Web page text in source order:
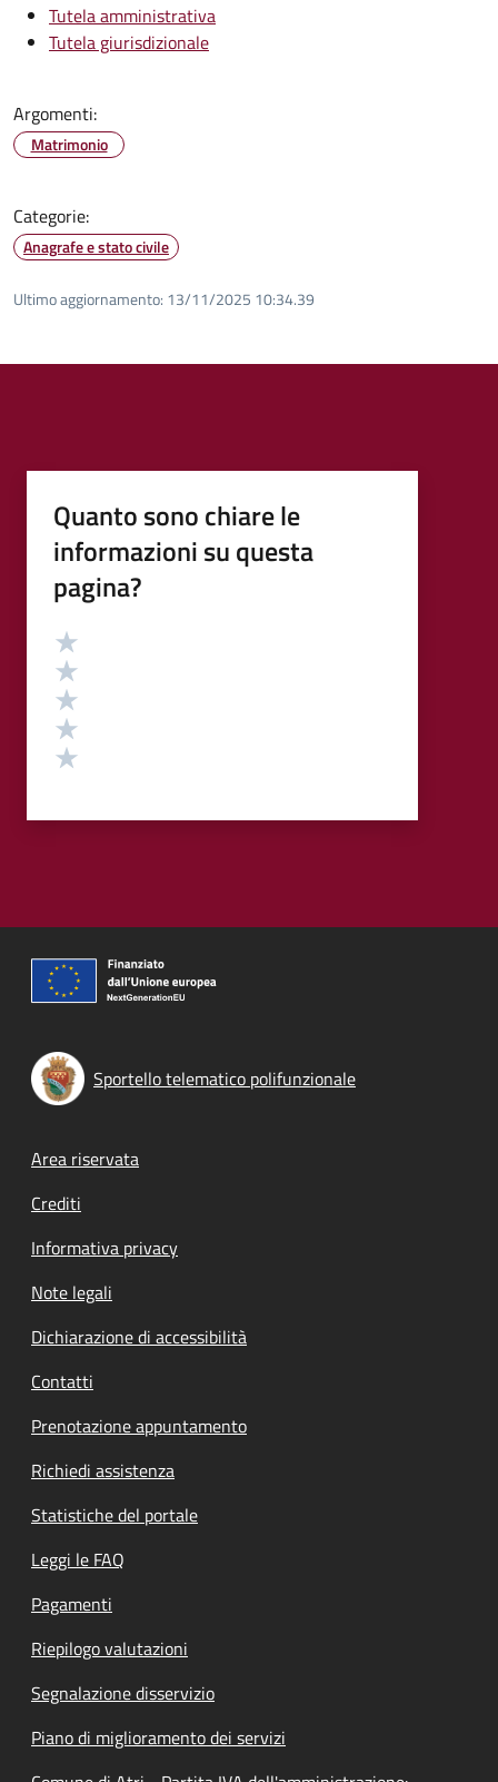
Tutela amministrativa
Tutela giurisdizionale
Argomenti:
Matrimonio
Categorie:
Anagrafe e stato civile
Ultimo aggiornamento: 13/11/2025 10:34.39
Quanto sono chiare le
informazioni su questa
pagina?
Valutazione
Sportello telematico polifunzionale
Footer menu
Area riservata
Crediti
Informativa privacy
Note legali
Dichiarazione di accessibilità
Contatti
Prenotazione appuntamento
Richiedi assistenza
Statistiche del portale
Leggi le FAQ
Pagamenti
Riepilogo valutazioni
Segnalazione disservizio
Piano di miglioramento dei servizi